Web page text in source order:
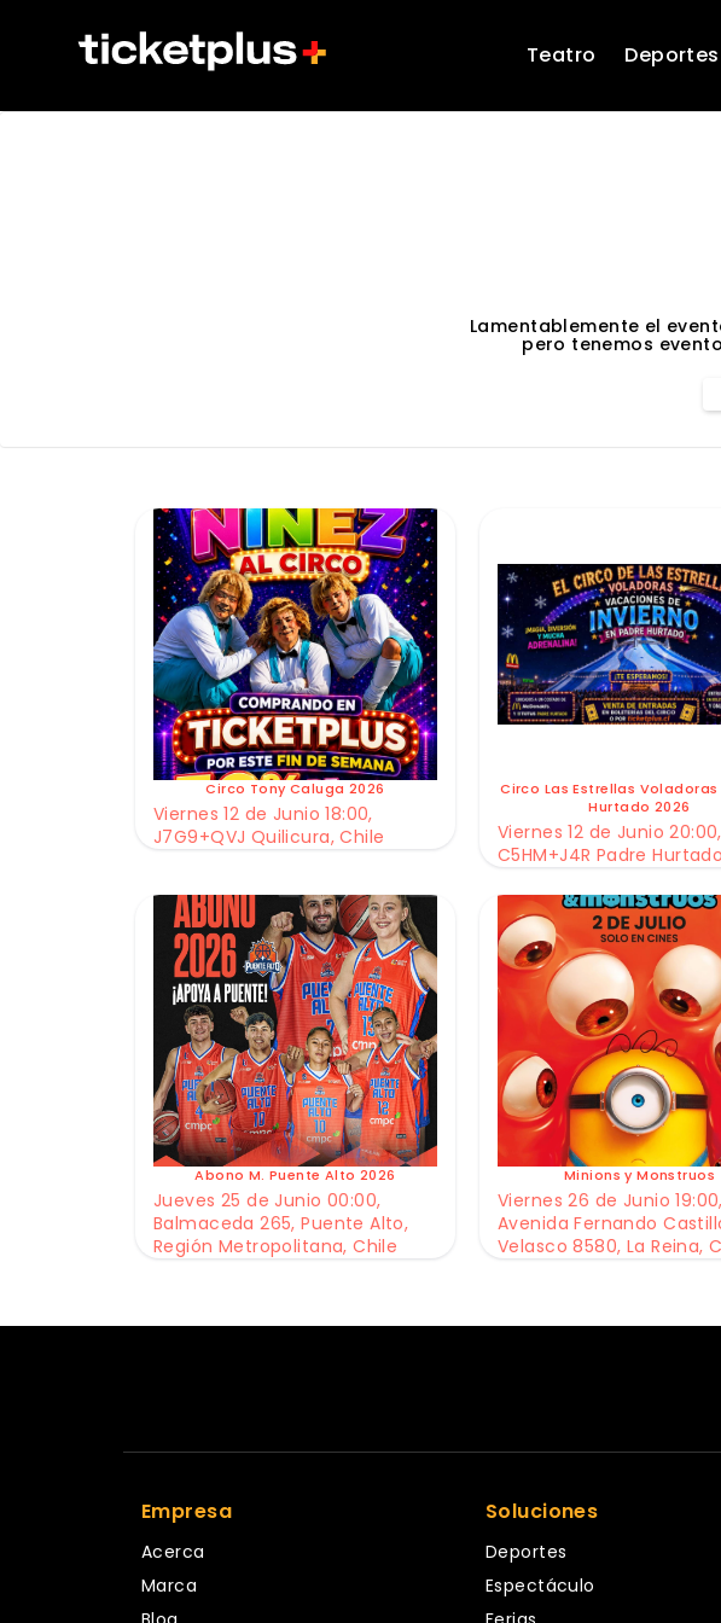
Teatro Deportes
Lamentablemente el
pero tenemos
Circo Tony Caluga 2026
Viernes 12 de Junio 18:00,
J7G9+QVJ Quilicura, Chile
Circo Las Estrellas
Hurtado 2026
Viernes 12 de Junio 20:00,
C5HM+J4R Padre
Abono M. Puente Alto 2026
Jueves 25 de Junio 00:00,
Balmaceda 265, Puente Alto,
Región Metropolitana, Chile
Minions y Monstruos
Viernes 26 de Junio 19:00,
Avenida Fernando
Velasco 8580, La Reina,
Empresa
Acerca
Marca
Soluciones
Deportes
Espectáculo